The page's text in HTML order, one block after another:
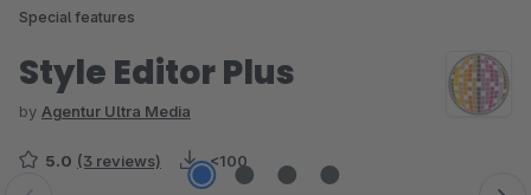
Special features
Style Editor Plus
by Agentur Ultra Media
5.0 (3 reviews) <100